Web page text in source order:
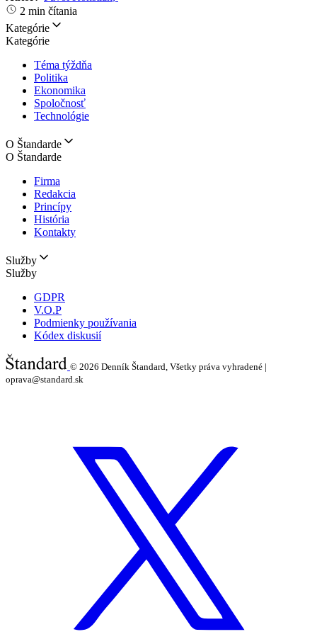
2 min čítania
Kategórie
Kategórie
Téma týždňa
Politika
Ekonomika
Spoločnosť
Technológie
O Štandarde
O Štandarde
Firma
Redakcia
Princípy
História
Kontakty
Služby
Služby
GDPR
V.O.P
Podmienky používania
Kódex diskusií
© 2026 Denník Štandard, Všetky práva vyhradené |
oprava@standard.sk